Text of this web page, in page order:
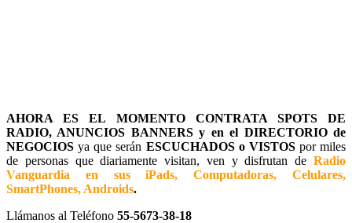
AHORA ES EL MOMENTO CONTRATA SPOTS DE
RADIO, ANUNCIOS BANNERS y en el DIRECTORIO de
NEGOCIOSya que serán ESCUCHADOS o VISTOSpor miles
de personas que diariamente visitan, ven y disfrutan de Radio
Vanguardia en sus iPads, Computadoras, Celulares,
SmartPhones, Androids.
Llámanos al Teléfono 55-5673-38-18